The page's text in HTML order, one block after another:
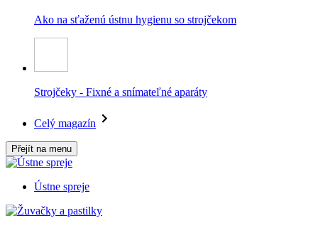
Ako na sťaženú ústnu hygienu so strojčekom
Strojčeky - Fixné a snímateľné aparáty
Celý magazín
Přejít na menu
Ústne spreje